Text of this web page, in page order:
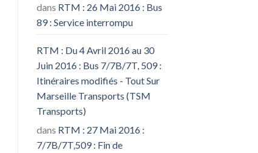
dans RTM : 26 Mai 2016 : Bus
89 : Service interrompu
RTM : Du 4 Avril 2016 au 30
Juin 2016 : Bus 7/7B/7T, 509 :
Itinéraires modifiés - Tout Sur
Marseille Transports (TSM
Transports)
dans RTM : 27 Mai 2016 :
7/7B/7T,509 : Fin de